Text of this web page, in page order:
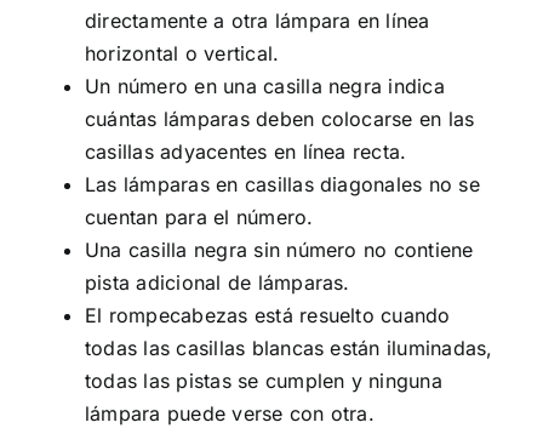
directamente a otra lámpara en línea
horizontal o vertical.
Un número en una casilla negra indica
cuántas lámparas deben colocarse en las
casillas adyacentes en línea recta.
Las lámparas en casillas diagonales no se
cuentan para el número.
Una casilla negra sin número no contiene
pista adicional de lámparas.
El rompecabezas está resuelto cuando
todas las casillas blancas están iluminadas,
todas las pistas se cumplen y ninguna
lámpara puede verse con otra.